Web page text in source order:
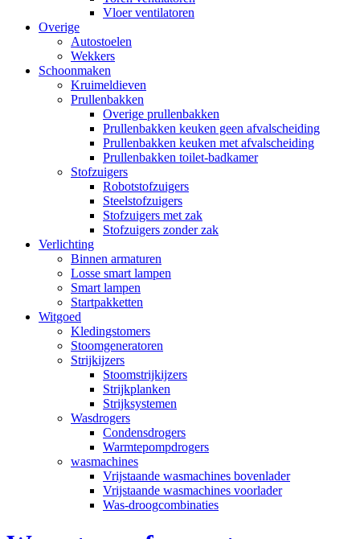
Vloer ventilatoren
Overige
Autostoelen
Wekkers
Schoonmaken
Kruimeldieven
Prullenbakken
Overige prullenbakken
Prullenbakken keuken geen afvalscheiding
Prullenbakken keuken met afvalscheiding
Prullenbakken toilet-badkamer
Stofzuigers
Robotstofzuigers
Steelstofzuigers
Stofzuigers met zak
Stofzuigers zonder zak
Verlichting
Binnen armaturen
Losse smart lampen
Smart lampen
Startpakketten
Witgoed
Kledingstomers
Stoomgeneratoren
Strijkijzers
Stoomstrijkijzers
Strijkplanken
Strijksystemen
Wasdrogers
Condensdrogers
Warmtepompdrogers
wasmachines
Vrijstaande wasmachines bovenlader
Vrijstaande wasmachines voorlader
Was-droogcombinaties